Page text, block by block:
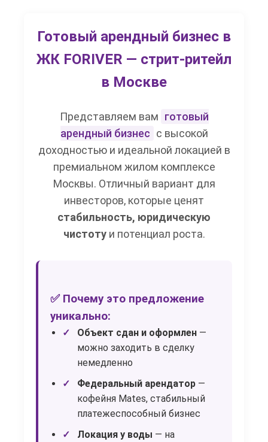
Готовый арендный бизнес в
ЖК FORIVER — стрит-ритейл
в Москве
Представляем вам готовый
арендный бизнес с высокой
доходностью и идеальной локацией в
премиальном жилом комплексе
Москвы. Отличный вариант для
инвесторов, которые ценят
стабильность, юридическую
чистотуи потенциал роста.
✅ Почему это предложение
уникально:
Объект сдан и оформлен —
можно заходить в сделку
немедленно
Федеральный арендатор —
кофейня Mates, стабильный
платежеспособный бизнес
Локация у воды — на